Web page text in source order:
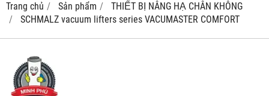
Trang chủ Sản phẩm
THIẾT BỊ NÂNG HẠ CHÂN KHÔNG
SCHMALZ vacuum lifters series VACUMASTER COMFORT